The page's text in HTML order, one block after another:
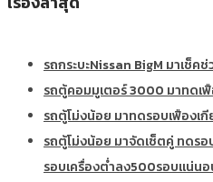
รถกระบะNissan BigM มาเช็ค
รถตู้คอมมูเตอร์ 3000 มาทดเ
รถตู้โม่งน้อย มาทดรอบเฟืองเกี
รถตู้โม่งน้อย มาจัดเซ็ตคู่ ทดรอ
รอบเครื่องต่ำลง500รอบแน่น